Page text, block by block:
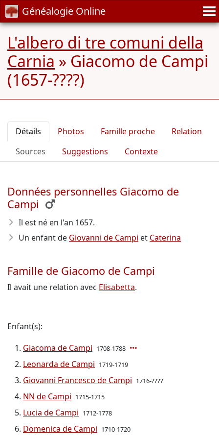
Généalogie Online
L'albero di tre comuni della
Carnia » Giacomo de Campi
(1657-????)
Détails Photos Famille proche
Relation
Sources
Suggestions Contexte
Données personnelles Giacomo de
Campi
Il est né en l'an 1657.
Un enfant de Giovanni de Campi et Caterina
Famille de Giacomo de Campi
Il avait une relation avec Elisabetta.
Enfant(s):
Giacoma de Campi 1708-1788
Leonarda de Campi 1719-1719
Giovanni Francesco de Campi 1716-????
NN de Campi 1715-1715
Lucia de Campi 1712-1778
Domenica de Campi 1710-1720